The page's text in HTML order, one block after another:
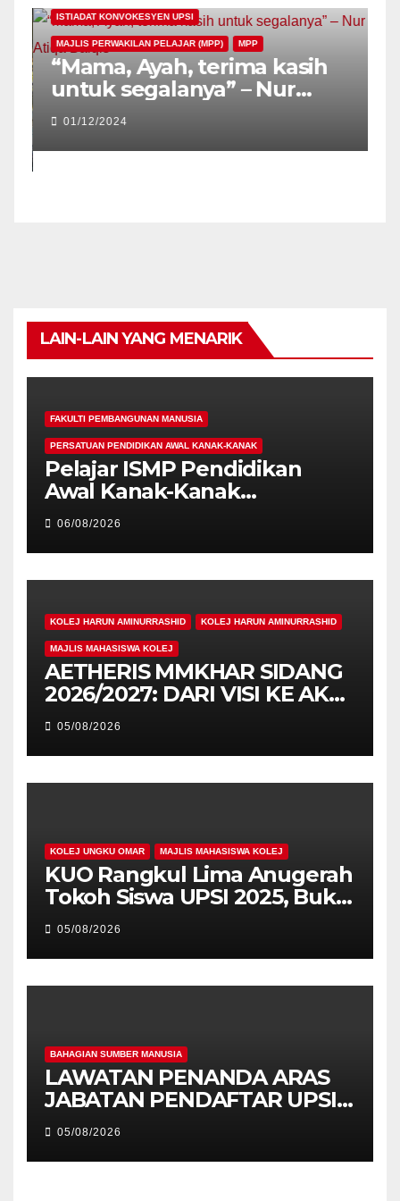
ISTIADAT KONVOKESYEN UPSI
MAJLIS PERWAKILAN PELAJAR (MPP) MPP
“Mama, Ayah, terima kasih
untuk segalanya” – Nur
Atiqa Balqis
01/12/2024
LAIN-LAIN YANG MENARIK
FAKULTI PEMBANGUNAN MANUSIA
PERSATUAN PENDIDIKAN AWAL KANAK-KANAK
Pelajar ISMP Pendidikan
Awal Kanak-Kanak
Cemerlang Raih
Pengiktirafan Antarabangsa
di IAM2026
06/08/2026
KOLEJ HARUN AMINURRASHID KOLEJ HARUN AMINURRASHID
MAJLIS MAHASISWA KOLEJ
AETHERIS MMKHAR SIDANG
2026/2027: DARI VISI KE AKSI,
MEMBINA LEGASI GENERASI
PEMIMPIN
05/08/2026
KOLEJ UNGKU OMAR MAJLIS MAHASISWA KOLEJ
KUO Rangkul Lima Anugerah
Tokoh Siswa UPSI 2025, Bukti
Kecemerlangan Mahasiswa
Holistik
05/08/2026
BAHAGIAN SUMBER MANUSIA
LAWATAN PENANDA ARAS
JABATAN PENDAFTAR UPSI
KE JABATAN PENDAFTAR
UniSZA – PERKUKUH
KERJASAMA STRATEGIK
05/08/2026